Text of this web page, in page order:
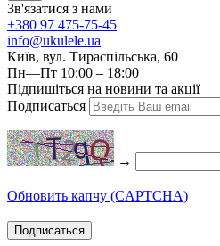
Зв'язатися з нами
+380 97 475-75-45
info@ukulele.ua
Київ, вул. Тираспільська, 60
Пн—Пт 10:00 – 18:00
Підпишіться на новини та акції
Подписаться
→
Обновить капчу (CAPTCHA)
Подписаться